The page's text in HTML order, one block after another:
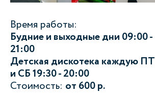
Время работы:
Будние и выходные дни 09:00 -
21:00
Детская дискотека каждую ПТ
и СБ 19:30 - 20:00
Стоимость: от 600 р.